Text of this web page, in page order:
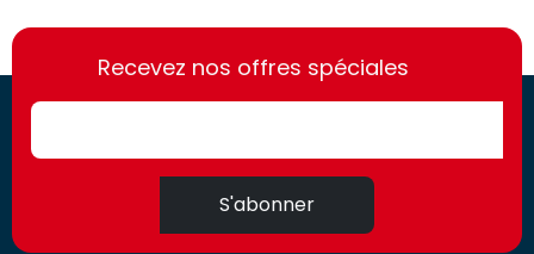
https://france-
access.fr
https://france-
access.fr
Recevez nos offres spéciales
S'abonner